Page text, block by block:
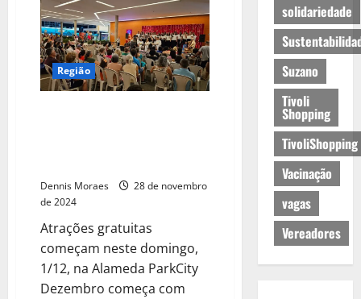
Região
Dennis Moraes
28 de novembro
de 2024
Atrações gratuitas
começam neste domingo,
1/12, na Alameda ParkCity
Dezembro começa com
solidariedade
Suzano
Tivoli
Shopping
TivoliShopping
Vacinação
vagas
Vereadores